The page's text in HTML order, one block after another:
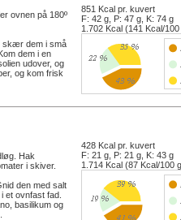
ovnen på 180º
skær dem i små
dem i en
udover, og
og kom frisk
851 Kcal pr. kuvert
F: 42 g, P: 47 g, K: 74 g
1.702 Kcal (141 Kcal/100
Hak
i skiver.
den med salt
et ovnfast fad.
basilikum og
428 Kcal pr. kuvert
F: 21 g, P: 21 g, K: 43 g
1.714 Kcal (87 Kcal/100